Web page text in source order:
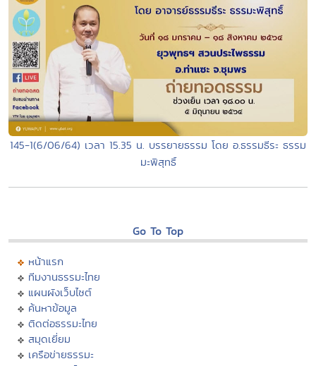
145-1(6/06/64) เวลา 15.35 น. บรรยายธรรม โดย อ.ธรรมธีระ ธรรม
มะพิสุทธิ์
Go To Top
หน้าแรก
ทีมงานธรรมะไทย
แผนผังเว็บไซต์
ค้นหาข้อมูล
ติดต่อธรรมะไทย
สมุดเยี่ยม
เครือข่ายธรรมะ